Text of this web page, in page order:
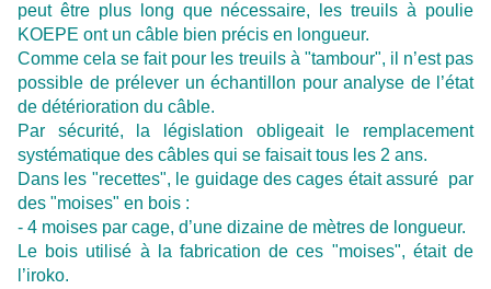
peut être plus long que nécessaire, les treuils à poulie
KOEPE ont un câble bien précis en longueur.
Comme cela se fait pour les treuils à "tambour", il n’est pas
possible de prélever un échantillon pour analyse de l’état
de détérioration du câble.
Par sécurité, la législation obligeait le remplacement
systématique des câbles qui se faisait tous les 2 ans.
Dans les "recettes", le guidage des cages était assuré par
des "moises" en bois :
- 4 moises par cage, d’une dizaine de mètres de longueur.
Le bois utilisé à la fabrication de ces "moises", était de
l’iroko.